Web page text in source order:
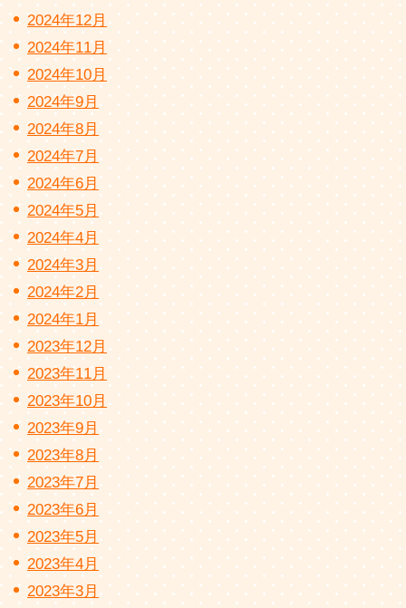
2024年12月
2024年11月
2024年10月
2024年9月
2024年8月
2024年7月
2024年6月
2024年5月
2024年4月
2024年3月
2024年2月
2024年1月
2023年12月
2023年11月
2023年10月
2023年9月
2023年8月
2023年7月
2023年6月
2023年5月
2023年4月
2023年3月